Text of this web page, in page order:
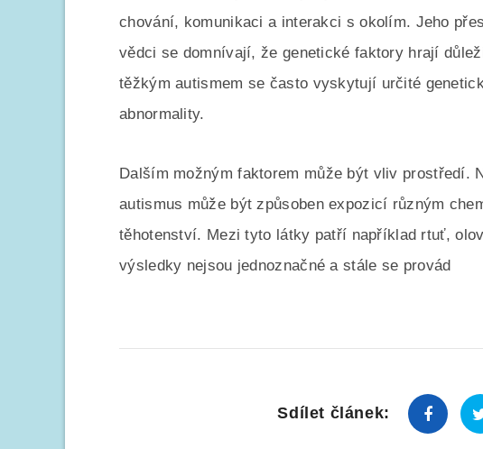
chování, komunikaci a interakci s okolím. Jeho
vědci se domnívají, že genetické faktory hrají
těžkým autismem se často vyskytují určité
abnormality.
Dalším možným faktorem může být vliv prostředí.
autismus může být způsoben expozicí různým
těhotenství. Mezi tyto látky patří například rtuť,
výsledky nejsou jednoznačné a stále se provád
Sdílet článek: